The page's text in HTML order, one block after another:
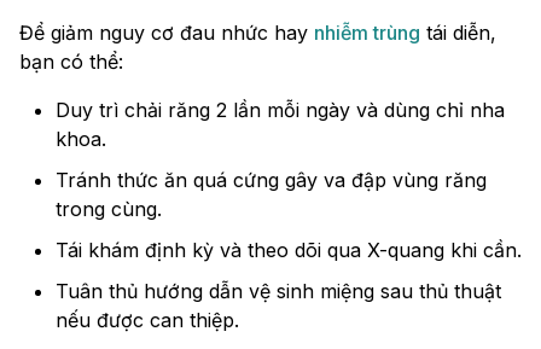
Để giảm nguy cơ đau nhức hay nhiễm trùng tái diễn,
bạn có thể:
Duy trì chải răng 2 lần mỗi ngày và dùng chỉ nha
khoa.
Tránh thức ăn quá cứng gây va đập vùng răng
trong cùng.
Tái khám định kỳ và theo dõi qua X-quang khi cần.
Tuân thủ hướng dẫn vệ sinh miệng sau thủ thuật
nếu được can thiệp.